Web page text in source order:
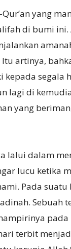
yang
di bumi
artinya,
segala
lagi di
yang
lalui dalam
lucu ketika
Pada
Sebuah
terbit